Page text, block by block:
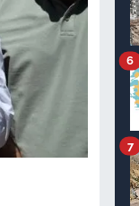
6
7